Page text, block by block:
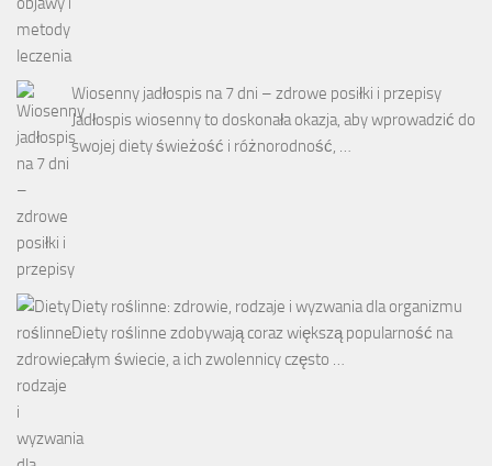
Wiosenny jadłospis na 7 dni – zdrowe posiłki i przepisy
Jadłospis wiosenny to doskonała okazja, aby wprowadzić do
swojej diety świeżość i różnorodność, …
Diety roślinne: zdrowie, rodzaje i wyzwania dla organizmu
Diety roślinne zdobywają coraz większą popularność na
całym świecie, a ich zwolennicy często …